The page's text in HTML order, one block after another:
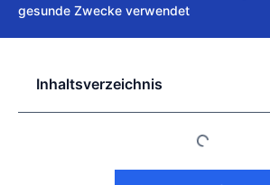
gesunde Zwecke verwendet
Inhaltsverzeichnis